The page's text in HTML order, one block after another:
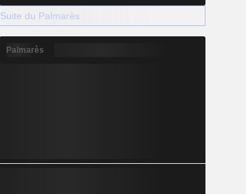
Suite du Palmarès
Palmarès